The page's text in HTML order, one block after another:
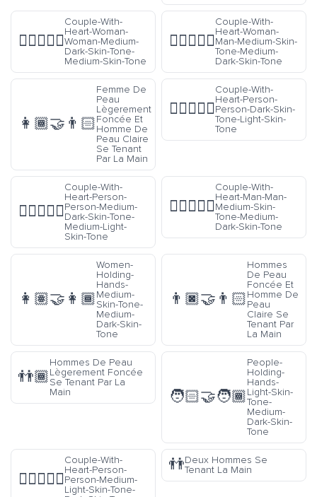
👩🏾‍❤️‍👩🏽
Couple-With-
Heart-Woman-
Woman-Medium-
Dark-Skin-Tone-
Medium-Skin-Tone
👩🏽‍❤️‍👨🏾
Couple-With-
Heart-Woman-
Man-Medium-Skin-
Tone-Medium-
Dark-Skin-Tone
👩🏾‍🤝‍👨🏻
Femme De
Peau
Lègerement
Foncée Et
Homme De
Peau Claire
Se Tenant
Par La Main
🧑🏿‍❤️‍🧑🏻
Couple-With-
Heart-Person-
Person-Dark-Skin-
Tone-Light-Skin-
Tone
🧑🏾‍❤️‍🧑🏼
Couple-With-
Heart-Person-
Person-Medium-
Dark-Skin-Tone-
Medium-Light-
Skin-Tone
👨🏽‍❤️‍👨🏾
Couple-With-
Heart-Man-Man-
Medium-Skin-
Tone-Medium-
Dark-Skin-Tone
👩🏽‍🤝‍👩🏾
Women-
Holding-
Hands-
Medium-
Skin-Tone-
Medium-
Dark-Skin-
Tone
👨🏿‍🤝‍👨🏻
Hommes
De Peau
Foncée Et
Homme De
Peau
Claire Se
Tenant Par
La Main
👬🏾
Hommes De Peau
Lègerement Foncée
Se Tenant Par La
Main
🧑🏻‍🤝‍🧑🏾
People-
Holding-
Hands-
Light-Skin-
Tone-
Medium-
Dark-Skin-
Tone
🧑🏼‍❤️‍🧑🏿
Couple-With-
Heart-Person-
Person-Medium-
Light-Skin-Tone-
👬Deux Hommes Se
Tenant La Main